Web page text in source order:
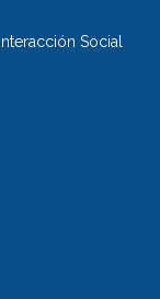
Social